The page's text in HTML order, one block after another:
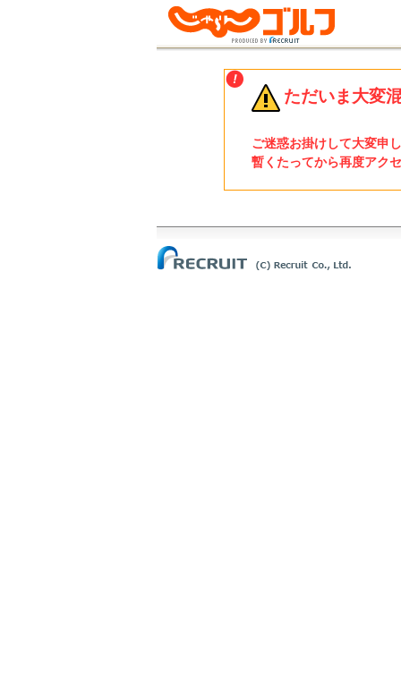
ただいま大変
ご迷惑お掛けして大変申
暫くたってから再度アク